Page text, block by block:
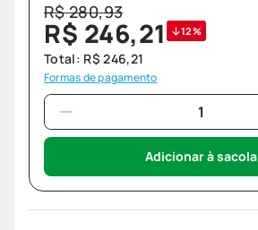
R$280,93
R$ 246,21 12%
Total: R$ 246,21
Formas de pagamento
Adicionar à sacola